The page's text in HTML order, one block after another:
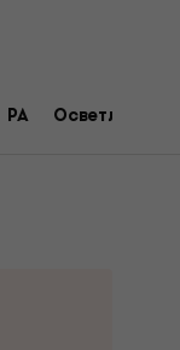
PA Осветление